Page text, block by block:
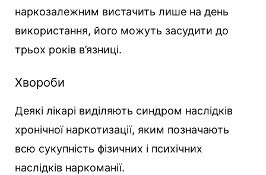
наркозалежним вистачить лише на день
використання, його можуть засудити до
трьох років в’язниці.
Хвороби
Деякі лікарі виділяють синдром наслідків
хронічної наркотизації, яким позначають
всю сукупність фізичних і психічних
наслідків наркоманії.